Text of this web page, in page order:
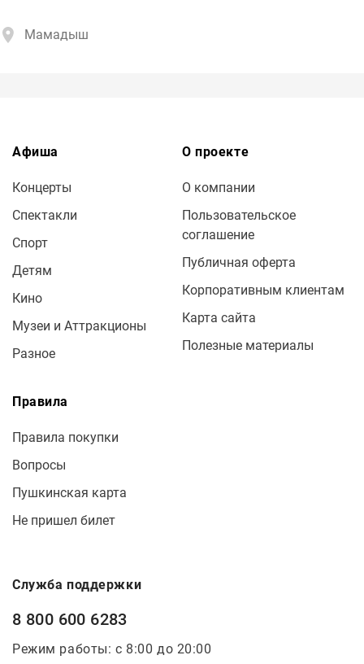
Мамадыш
Афиша
Концерты
Спектакли
Спорт
Детям
Кино
Музеи и Аттракционы
Разное
О проекте
О компании
Пользовательское
соглашение
Публичная оферта
Корпоративным клиентам
Карта сайта
Полезные материалы
Правила
Правила покупки
Вопросы
Пушкинская карта
Не пришел билет
Служба поддержки
8 800 600 6283
Режим работы: с 8:00 до 20:00